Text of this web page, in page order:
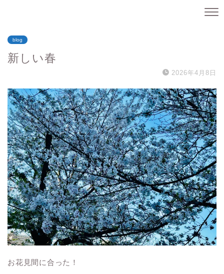
blog
新しい春
2026年4月8日
お花見間に合った！